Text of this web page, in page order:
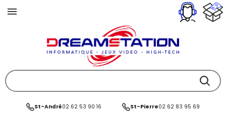
St-André02 62 53 90 16 St-Pierre02 62 83 95 69